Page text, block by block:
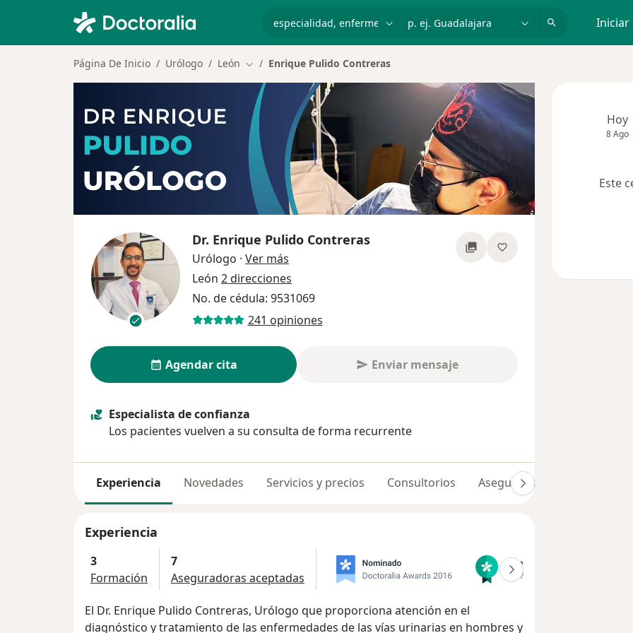
Iniciar
Página De Inicio Urólogo León Cambiar de ciudad
Enrique Pulido Contreras
Dr. Enrique Pulido Contreras
Urólogo · Ver más
León 2 direcciones
No. de cédula: 9531069
241 opiniones
Agendar cita Enviar mensaje
Especialista de confianza
Los pacientes vuelven a su consulta de forma recurrente
Experiencia Novedades Servicios y precios Consultorios Aseguradoras
Experiencia
3
Formación
7
Aseguradoras aceptadas
El Dr. Enrique Pulido Contreras, Urólogo que proporciona atención en el
diagnóstico y tratamiento de las enfermedades de las vías urinarias en hombres y
Hoy
8 Ago
Este